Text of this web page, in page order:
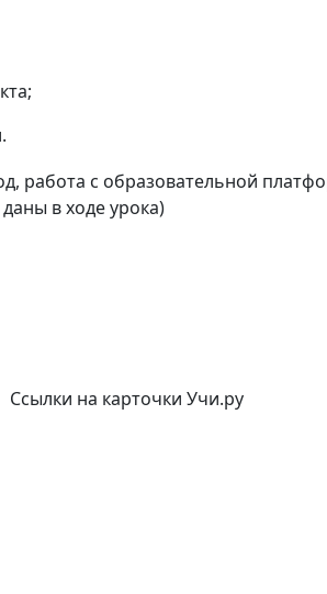
работа с образовательной
в ходе урока)
Ссылки на карточки Учи.ру